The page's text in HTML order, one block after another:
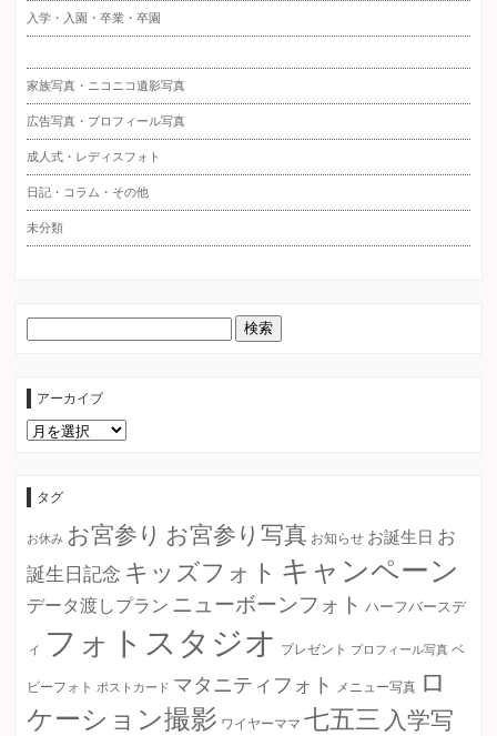
入学・入園・卒業・卒園
家族写真・ニコニコ遺影写真
広告写真・プロフィール写真
成人式・レディスフォト
日記・コラム・その他
未分類
アーカイブ
ア
ー
タグ
お休み お宮参り お宮参り写真 お知らせ お誕生日 お
誕生日記念 キッズフォト キャンペーン
データ渡しプラン ニューボーンフォト ハーフバースデ
ィ フォトスタジオ プレゼント プロフィール写真 ベ
ビーフォト ポストカード マタニティフォト メニュー写真 ロ
ケーション撮影 ワイヤーママ 七五三 入学写